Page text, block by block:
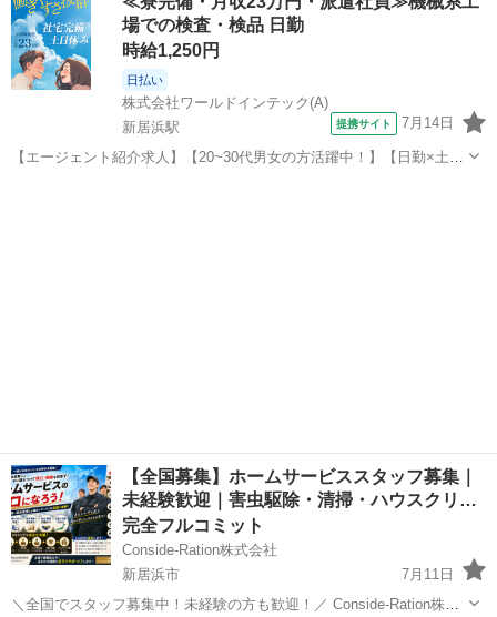
す。 共用部清掃_掃き・拭き上げ・ゴミ集積所含む_11-15世帯のお仕
事です♪ 集合住宅（1...場での検査・検品 日勤
時給1,250円
日払い
株式会社ワールドインテック(A)
新居浜駅
提携サイト 7月14日
【エージェント紹介求人】【20~30代男女の方活躍中！】【日勤×土日
【全国募集】ホームサービススタッフ募集｜
未経験歓迎｜害虫駆除・清掃・ハウスクリ…
完全フルコミット
Conside-Ration株式会社
新居浜市
7月11日
＼全国でスタッフ募集中！未経験の方も歓迎！／ Conside-Ration株式